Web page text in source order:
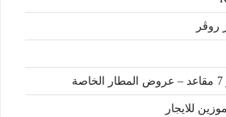
روڤر
للايجار